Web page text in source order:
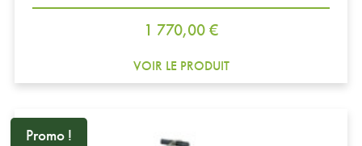
Prix
1 770,00 €
VOIR LE PRODUIT
Promo !